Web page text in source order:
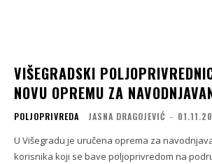
VIŠEGRADSKI
NOVU OPREMU ZA
POLJOPRIVREDA JASNA DRAGOJEVIĆ -
U Višegradu je uručena oprema za
korisnika koji se bave poljoprivredom na